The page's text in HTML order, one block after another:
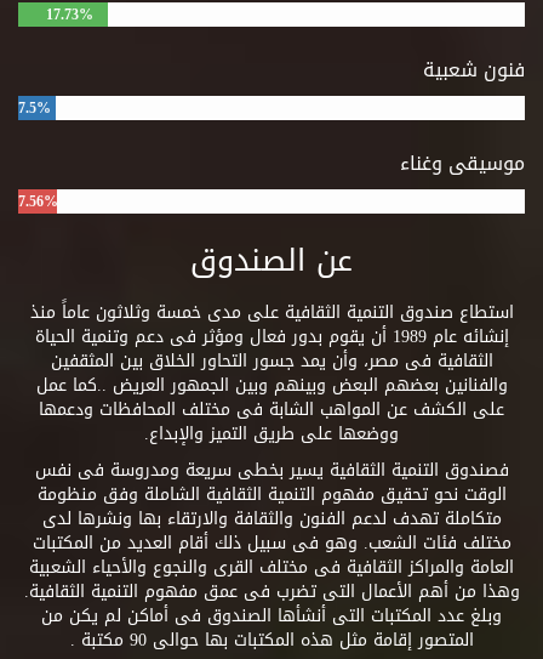
17.73%
فنون شعبية
7.5%
موسيقى وغناء
7.56%
عن الصندوق
استطاع صندوق التنمية الثقافية على مدى خمسة وثلاثون عاماً منذ
إنشائه عام 1989 أن يقوم بدور فعال ومؤثر فى دعم وتنمية الحياة
الثقافية فى مصر، وأن يمد جسور التحاور الخلاق بين المثقفين
والفنانين بعضهم البعض وبينهم وبين الجمهور العريض ..كما عمل
على الكشف عن المواهب الشابة فى مختلف المحافظات ودعمها
ووضعها على طريق التميز والإبداع.
فصندوق التنمية الثقافية يسير بخطى سريعة ومدروسة فى نفس
الوقت نحو تحقيق مفهوم التنمية الثقافية الشاملة وفق منظومة
متكاملة تهدف لدعم الفنون والثقافة والارتقاء بها ونشرها لدى
مختلف فئات الشعب. وهو فى سبيل ذلك أقام العديد من المكتبات
العامة والمراكز الثقافية فى مختلف القرى والنجوع والأحياء الشعبية
وهذا من أهم الأعمال التى تضرب فى عمق مفهوم التنمية الثقافية.
وبلغ عدد المكتبات التى أنشأها الصندوق فى أماكن لم يكن من
المتصور إقامة مثل هذه المكتبات بها حوالى 90 مكتبة .